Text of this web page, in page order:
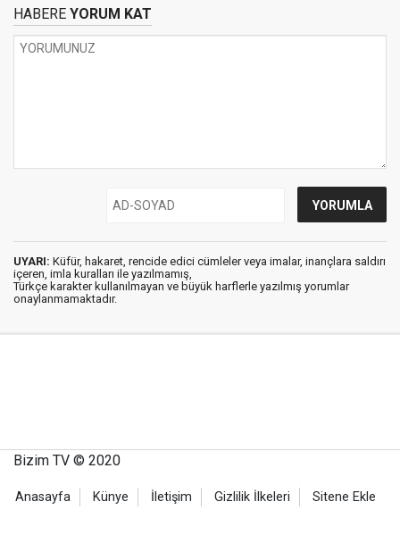
HABERE YORUM KAT
UYARI: Küfür, hakaret, rencide edici cümleler veya imalar, inançlara saldırı
içeren, imla kuralları ile yazılmamış,
Türkçe karakter kullanılmayan ve büyük harflerle yazılmış yorumlar
onaylanmamaktadır.
Bizim TV © 2020
Anasayfa Künye İletişim Gizlilik İlkeleri Sitene Ekle